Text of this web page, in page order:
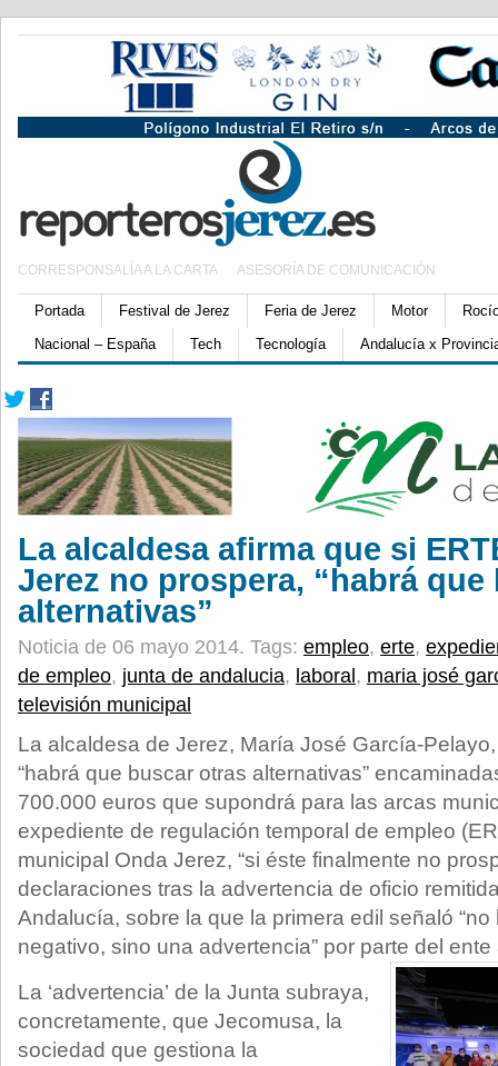
CORRESPONSALÍA A LA CARTA ASESORÍA DE COMUNICACIÓN
Portada Festival de Jerez Feria de Jerez Motor
Nacional – España
Tech Tecnología Andalucía x
La alcaldesa afirma que si
Jerez no prospera, “habrá
alternativas”
Noticia de 06 mayo 2014. Tags: empleo, erte,
de empleo, junta de andalucia, laboral , maria josé
televisión municipal
La alcaldesa de Jerez, María José García-
“habrá que buscar otras alternativas”
700.000 euros que supondrá para las arcas
expediente de regulación temporal de empleo
municipal Onda Jerez, “si éste finalmente no
declaraciones tras la advertencia de oficio
Andalucía, sobre la que la primera edil señaló
negativo, sino una advertencia” por parte del
La ‘advertencia’ de la Junta subraya,
concretamente, que Jecomusa, la
sociedad que gestiona la